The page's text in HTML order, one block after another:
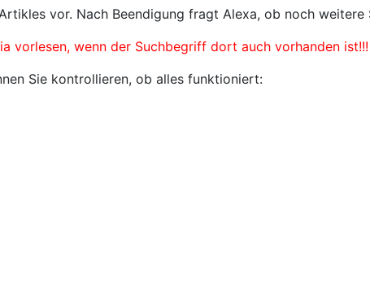
vor. Nach Beendigung fragt Alexa, ob noch
vorlesen, wenn der Suchbegriff dort auch vorhanden ist!!!
Sie kontrollieren, ob alles funktioniert: